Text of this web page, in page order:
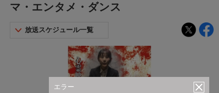
エラー
マ・エンタメ・ダンス
放送スケジュール一覧